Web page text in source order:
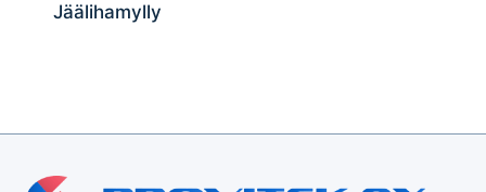
Jäälihamylly